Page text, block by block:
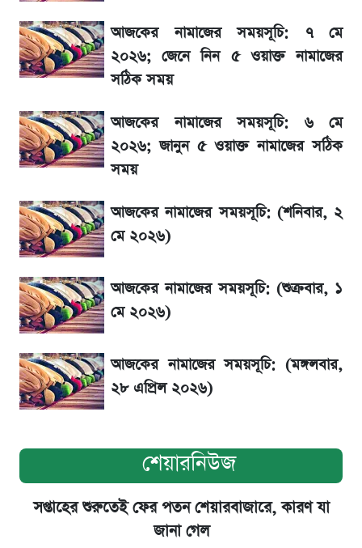
হিসাব প্রকাশ
মেসির জীবনে নেমে এলো শোকের ছায়া
খবর
একদিনের ব্যবধানে আজকের সোনার দাম
সূর্যগ্রহণের দিন আকাশে চোখ ধাঁধানো দৃশ্য, জেনে নিন
সময় ও স্থান
সরকারি চাকরিজীবীদের জন্য বড় সুখবর!
আজকের নামাজের সময়সূচি: ৭ মে
২০২৬; জেনে নিন ৫ ওয়াক্ত নামাজের
সঠিক সময়
আজকের নামাজের সময়সূচি: ৬ মে
২০২৬; জানুন ৫ ওয়াক্ত নামাজের সঠিক
সময়
আজকের নামাজের সময়সূচি: (শনিবার, ২
মে ২০২৬)
আজকের নামাজের সময়সূচি: (শুক্রবার, ১
মে ২০২৬)
আজকের নামাজের সময়সূচি: (মঙ্গলবার,
২৮ এপ্রিল ২০২৬)
শেয়ারনিউজ
সপ্তাহের শুরুতেই ফের পতন শেয়ারবাজারে, কারণ যা
জানা গেল